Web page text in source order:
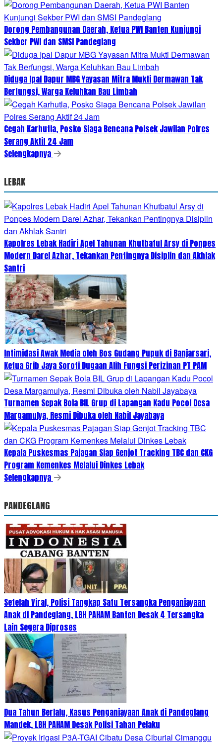
Dorong Pembangunan Daerah, Ketua PWI Banten Kunjungi
Sekber PWI dan SMSI Pandeglang
Diduga Ipal Dapur MBG Yayasan Mitra Mukti Dermawan Tak
Berfungsi, Warga Keluhkan Bau Limbah
Cegah Karhutla, Posko Siaga Bencana Polsek Jawilan Polres
Serang Aktif 24 Jam
Selengkapnya
LEBAK
Kapolres Lebak Hadiri Apel Tahunan Khutbatul Arsy di Ponpes
Modern Darel Azhar, Tekankan Pentingnya Disiplin dan Akhlak
Santri
Intimidasi Awak Media oleh Bos Gudang Pupuk di Banjarsari,
Ketua Grib Jaya Soroti Dugaan Alih Fungsi Perizinan PT PAM
Turnamen Sepak Bola BIL Grup di Lapangan Kadu Pocol Desa
Margamulya, Resmi Dibuka oleh Nabil Jayabaya
Kepala Puskesmas Pajagan Siap Genjot Tracking TBC dan CKG
Program Kemenkes Melalui Dinkes Lebak
Selengkapnya
PANDEGLANG
Setelah Viral, Polisi Tangkap Satu Tersangka Penganiayaan
Anak di Pandeglang, LBH PAHAM Banten Desak 4 Tersangka
Lain Segera Diproses
Dua Tahun Berlalu, Kasus Penganiayaan Anak di Pandeglang
Mandek, LBH PAHAM Desak Polisi Tahan Pelaku